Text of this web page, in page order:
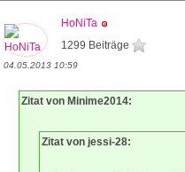
HoNiTa
1299 Beiträge
04.05.2013 10:59
Zitat von Minime2014:
Zitat von jessi-28: